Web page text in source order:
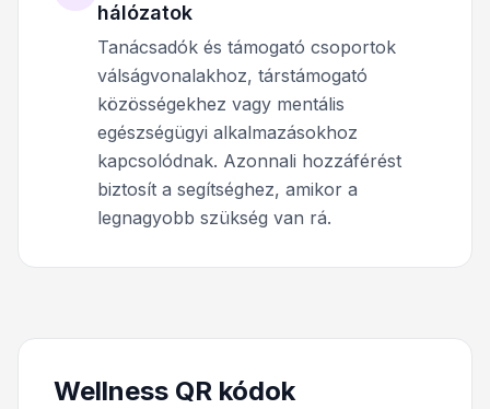
hálózatok
Tanácsadók és támogató csoportok
válságvonalakhoz, társtámogató
közösségekhez vagy mentális
egészségügyi alkalmazásokhoz
kapcsolódnak. Azonnali hozzáférést
biztosít a segítséghez, amikor a
legnagyobb szükség van rá.
Wellness QR kódok